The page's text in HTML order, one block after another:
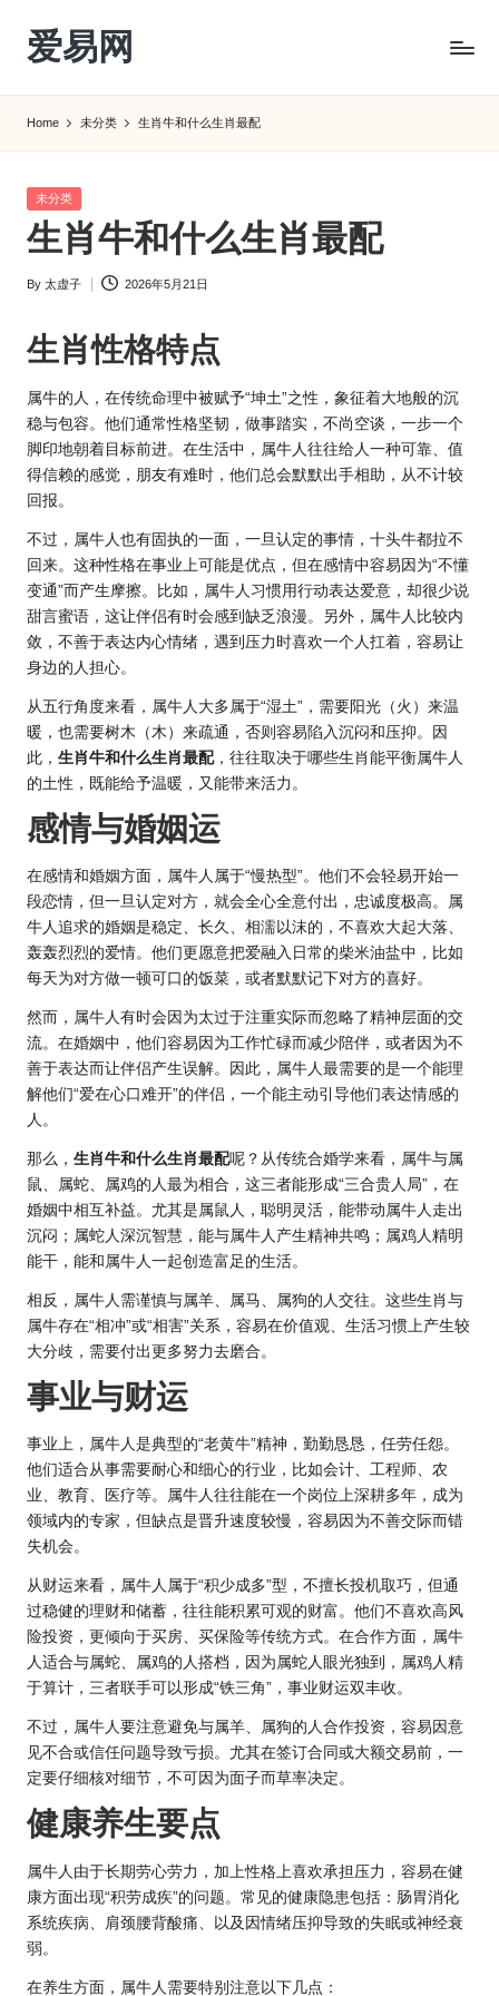
Skip
content
爱易网
转
农
历
历
询
_2ebc.com
Home 未分类 生肖牛和什么生肖最配
Posted
未分类
生肖牛和什么生肖最配
Posted
By 太虚子 2026年5月21日
生肖性格特点
属牛的人，在传统命理中被赋予“坤土”之性，象征着大地般的沉
稳与包容。他们通常性格坚韧，做事踏实，不尚空谈，一步一个
脚印地朝着目标前进。在生活中，属牛人往往给人一种可靠、值
得信赖的感觉，朋友有难时，他们总会默默出手相助，从不计较
回报。
不过，属牛人也有固执的一面，一旦认定的事情，十头牛都拉不
回来。这种性格在事业上可能是优点，但在感情中容易因为“不懂
变通”而产生摩擦。比如，属牛人习惯用行动表达爱意，却很少说
甜言蜜语，这让伴侣有时会感到缺乏浪漫。另外，属牛人比较内
敛，不善于表达内心情绪，遇到压力时喜欢一个人扛着，容易让
身边的人担心。
从五行角度来看，属牛人大多属于“湿土”，需要阳光（火）来温
暖，也需要树木（木）来疏通，否则容易陷入沉闷和压抑。因
此， 生肖牛和什么生肖最配，往往取决于哪些生肖能平衡属牛人
的土性，既能给予温暖，又能带来活力。
感情与婚姻运
在感情和婚姻方面，属牛人属于“慢热型”。他们不会轻易开始一
段恋情，但一旦认定对方，就会全心全意付出，忠诚度极高。属
牛人追求的婚姻是稳定、长久、相濡以沫的，不喜欢大起大落、
轰轰烈烈的爱情。他们更愿意把爱融入日常的柴米油盐中，比如
每天为对方做一顿可口的饭菜，或者默默记下对方的喜好。
然而，属牛人有时会因为太过于注重实际而忽略了精神层面的交
流。在婚姻中，他们容易因为工作忙碌而减少陪伴，或者因为不
善于表达而让伴侣产生误解。因此，属牛人最需要的是一个能理
解他们“爱在心口难开”的伴侣，一个能主动引导他们表达情感的
人。
那么， 生肖牛和什么生肖最配呢？从传统合婚学来看，属牛与属
鼠、属蛇、属鸡的人最为相合，这三者能形成“三合贵人局”，在
婚姻中相互补益。尤其是属鼠人，聪明灵活，能带动属牛人走出
沉闷；属蛇人深沉智慧，能与属牛人产生精神共鸣；属鸡人精明
能干，能和属牛人一起创造富足的生活。
相反，属牛人需谨慎与属羊、属马、属狗的人交往。这些生肖与
属牛存在“相冲”或“相害”关系，容易在价值观、生活习惯上产生较
大分歧，需要付出更多努力去磨合。
事业与财运
事业上，属牛人是典型的“老黄牛”精神，勤勤恳恳，任劳任怨。
他们适合从事需要耐心和细心的行业，比如会计、工程师、农
业、教育、医疗等。属牛人往往能在一个岗位上深耕多年，成为
领域内的专家，但缺点是晋升速度较慢，容易因为不善交际而错
失机会。
从财运来看，属牛人属于“积少成多”型，不擅长投机取巧，但通
过稳健的理财和储蓄，往往能积累可观的财富。他们不喜欢高风
险投资，更倾向于买房、买保险等传统方式。在合作方面，属牛
人适合与属蛇、属鸡的人搭档，因为属蛇人眼光独到，属鸡人精
于算计，三者联手可以形成“铁三角”，事业财运双丰收。
不过，属牛人要注意避免与属羊、属狗的人合作投资，容易因意
见不合或信任问题导致亏损。尤其在签订合同或大额交易前，一
定要仔细核对细节，不可因为面子而草率决定。
健康养生要点
属牛人由于长期劳心劳力，加上性格上喜欢承担压力，容易在健
康方面出现“积劳成疾”的问题。常见的健康隐患包括：肠胃消化
系统疾病、肩颈腰背酸痛、以及因情绪压抑导致的失眠或神经衰
弱。
在养生方面，属牛人需要特别注意以下几点：